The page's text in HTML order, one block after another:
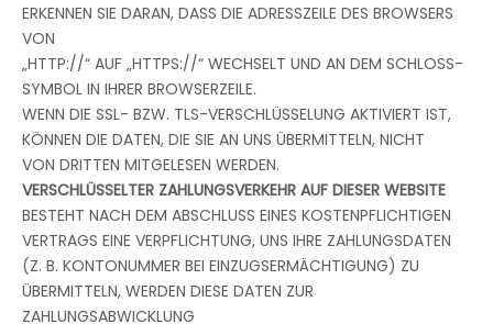
ERKENNEN SIE DARAN, DASS DIE ADRESSZEILE DES BROWSERS
VON
„HTTP://“ AUF „HTTPS://“ WECHSELT UND AN DEM SCHLOSS-
SYMBOL IN IHRER BROWSERZEILE.
WENN DIE SSL- BZW. TLS-VERSCHLÜSSELUNG AKTIVIERT IST,
KÖNNEN DIE DATEN, DIE SIE AN UNS ÜBERMITTELN, NICHT
VON DRITTEN MITGELESEN WERDEN.
VERSCHLÜSSELTER ZAHLUNGSVERKEHR AUF DIESER WEBSITE
BESTEHT NACH DEM ABSCHLUSS EINES KOSTENPFLICHTIGEN
VERTRAGS EINE VERPFLICHTUNG, UNS IHRE ZAHLUNGSDATEN
(Z. B. KONTONUMMER BEI EINZUGSERMÄCHTIGUNG) ZU
ÜBERMITTELN, WERDEN DIESE DATEN ZUR
ZAHLUNGSABWICKLUNG